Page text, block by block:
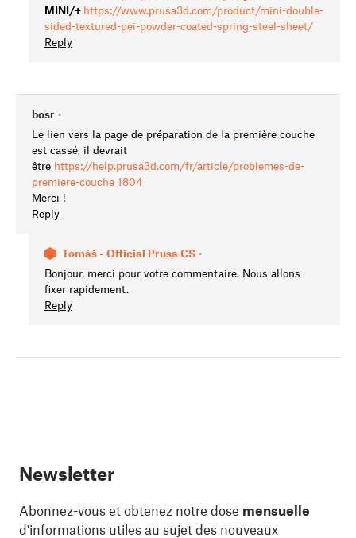
MINI/+ https://www.prusa3d.com/product/mini-double-
sided-textured-pei-powder-coated-spring-steel-sheet/
Reply
bosr •
Le lien vers la page de préparation de la première couche
est cassé, il devrait
être https://help.prusa3d.com/fr/article/problemes-de-
premiere-couche_1804
Merci !
Reply
Tomáš - Official Prusa CS •
Bonjour, merci pour votre commentaire. Nous allons
fixer rapidement.
Reply
Newsletter
Abonnez-vous et obtenez notre dose mensuelle
d'informations utiles au sujet des nouveaux